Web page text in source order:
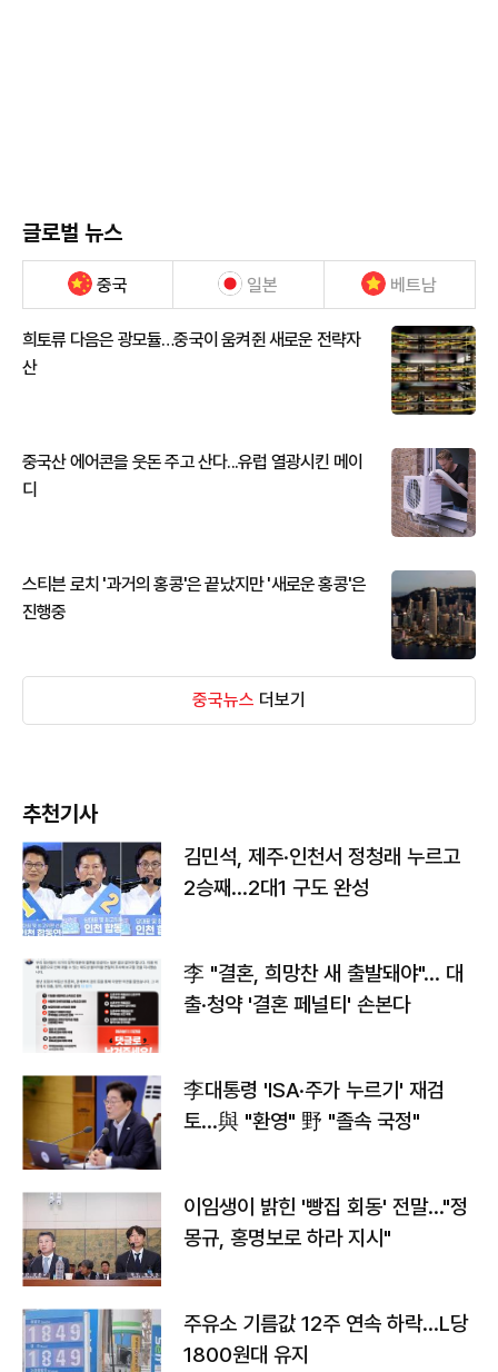
글로벌 뉴스
중국 일본 베트남
희토류 다음은 광모듈…중국이 움켜쥔 새로운 전략자
산
중국산 에어콘을 웃돈 주고 산다...유럽 열광시킨 메이
디
스티븐 로치 '과거의 홍콩'은 끝났지만 '새로운 홍콩'은
진행중
중국뉴스 더보기
추천기사
김민석, 제주·인천서 정청래 누르고
2승째…2대1 구도 완성
李 "결혼, 희망찬 새 출발돼야"… 대
출·청약 '결혼 페널티' 손본다
李대통령 'ISA·주가 누르기' 재검
토…與 "환영" 野 "졸속 국정"
이임생이 밝힌 '빵집 회동' 전말…"정
몽규, 홍명보로 하라 지시"
주유소 기름값 12주 연속 하락…L당
1800원대 유지